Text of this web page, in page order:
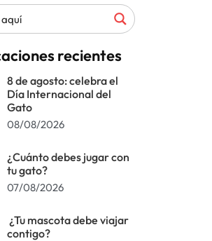
recientes
8 de agosto: celebra el
Día Internacional del
Gato
08/08/2026
¿Cuánto debes jugar con
tu gato?
07/08/2026
¿Tu mascota debe viajar
contigo?